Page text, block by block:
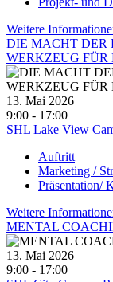
Weitere
DIE MACHT DER
WERKZEUG
13. Mai 2026
9:00 - 17:00
SHL Lake View
Auftritt
Marketing /
Präsentation/
Weitere
MENTAL
13. Mai 2026
9:00 - 17:00